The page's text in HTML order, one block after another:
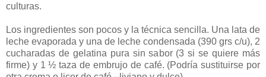
culturas.
Los ingredientes son pocos y la técnica sencilla. Una lata de
leche evaporada y una de leche condensada (390 grs c/u), 2
cucharadas de gelatina pura sin sabor (3 si se quiere más
firme) y 1 ½ taza de embrujo de café. (Podría sustituirse por